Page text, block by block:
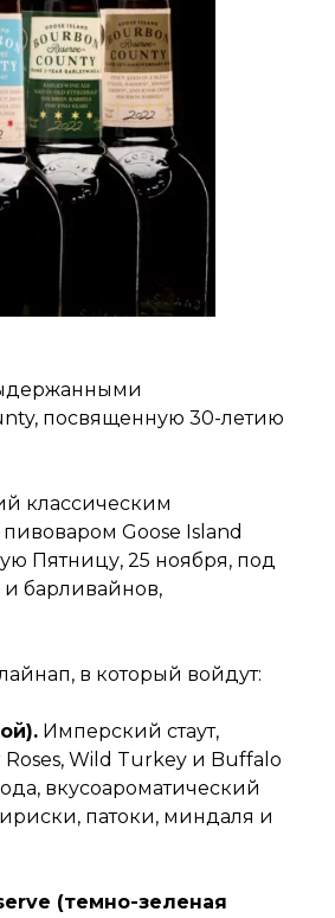
посвященную 30-летию
классическим
Goose Island
Пятницу, 25 ноября, под
барливайнов,
в который войдут:
Имперский стаут,
Wild Turkey и Buffalo
вкусоароматический
патоки, миндаля и
(темно-зеленая